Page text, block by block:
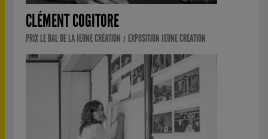
CLÉMENT COGITORE
PRIX LE BAL DE LA JEUNE CRÉATION / EXPOSITION JEUNE CRÉATION